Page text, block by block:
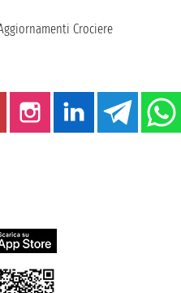
Crociere